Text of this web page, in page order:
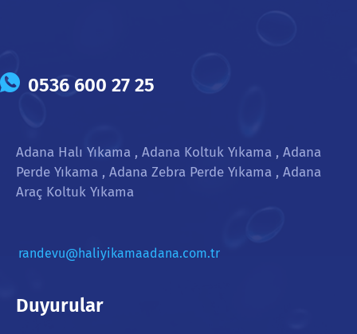
0536 600 27 25
Adana Halı Yıkama , Adana Koltuk Yıkama , Adana
Perde Yıkama , Adana Zebra Perde Yıkama , Adana
Araç Koltuk Yıkama
randevu@haliyikamaadana.com.tr
Duyurular